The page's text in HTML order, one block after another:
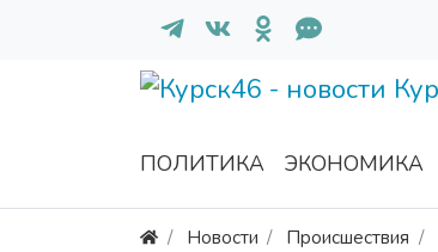
ПОЛИТИКА ЭКОНОМИКА
Новости Происшествия